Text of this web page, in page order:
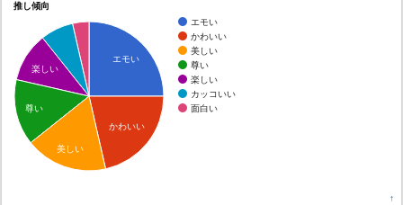
推し傾向
エモい
かわいい
美しい
尊い
楽しい
カッコいい
面白い
エモい
かわいい
楽しい
尊い
美しい
↑